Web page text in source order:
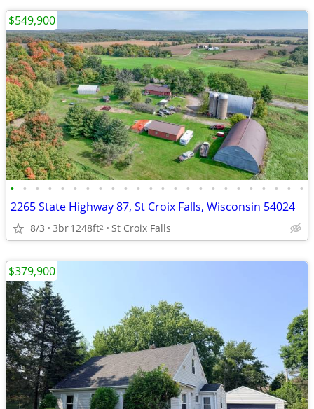
• • • • • • • • • • • • • • • • • • • • • • • •
2265 State Highway 87, St Croix Falls, Wisconsin 54024
8/3 3br1248ft2 St Croix Falls
$549,900
$379,900